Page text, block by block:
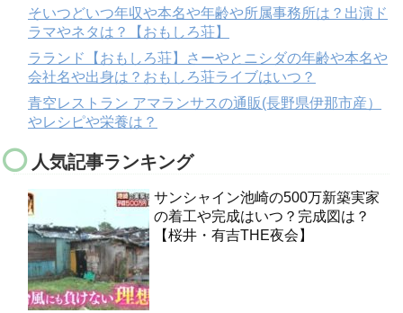
そいつどいつ年収や本名や年齢や所属事務所は？出演ド
ラマやネタは？【おもしろ荘】
ラランド【おもしろ荘】さーやとニシダの年齢や本名や
会社名や出身は？おもしろ荘ライブはいつ？
青空レストラン アマランサスの通販(長野県伊那市産）
やレシピや栄養は？
人気記事ランキング
サンシャイン池崎の500万新築実家
の着工や完成はいつ？完成図は？
【桜井・有吉THE夜会】